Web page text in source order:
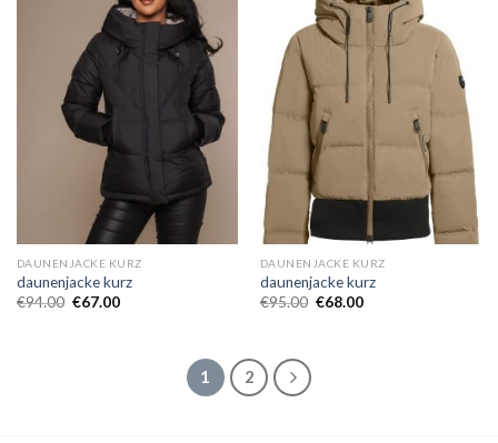
DAUNENJACKE KURZ
daunenjacke kurz
€94.00 €67.00
DAUNENJACKE KURZ
daunenjacke kurz
€95.00 €68.00
1 2